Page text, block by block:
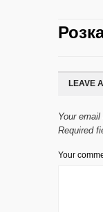
LEAVE
Your
Required
Your